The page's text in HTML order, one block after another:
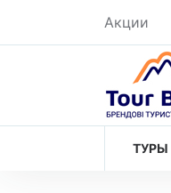
Акции
ТУРЫ